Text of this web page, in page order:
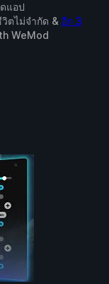
แอป
ตไม่จำกัด & อีก 3
WeMod